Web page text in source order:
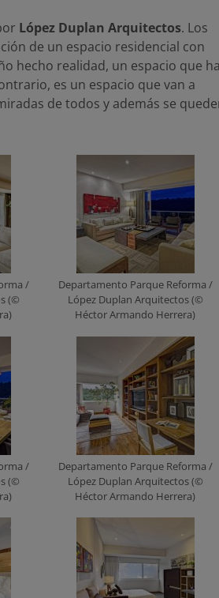
López Duplan Arquitectos. Los
de un espacio residencial con
hecho realidad, un espacio que
es un espacio que van a
de todos y además se
/
(©
Departamento Parque Reforma /
López Duplan Arquitectos (©
Héctor Armando Herrera)
/
(©
Departamento Parque Reforma /
López Duplan Arquitectos (©
Héctor Armando Herrera)